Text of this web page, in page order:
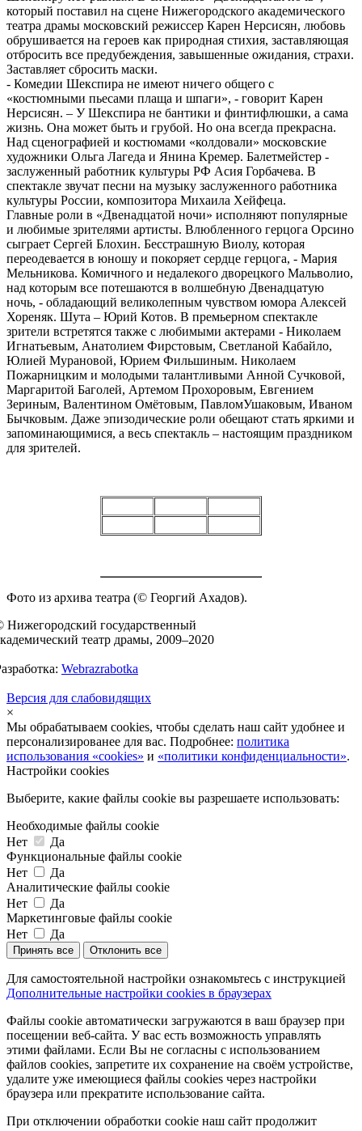
который поставил на сцене Нижегородского академического
театра драмы московский режиссер Карен Нерсисян, любовь
обрушивается на героев как природная стихия, заставляющая
отбросить все предубеждения, завышенные ожидания, страхи.
Заставляет сбросить маски.
- Комедии Шекспира не имеют ничего общего с
«костюмными пьесами плаща и шпаги», - говорит Карен
Нерсисян. – У Шекспира не бантики и финтифлюшки, а сама
жизнь. Она может быть и грубой. Но она всегда прекрасна.
Над сценографией и костюмами «колдовали» московские
художники Ольга Лагеда и Янина Кремер. Балетмейстер -
заслуженный работник культуры РФ Асия Горбачева. В
спектакле звучат песни на музыку заслуженного работника
культуры России, композитора Михаила Хейфеца.
Главные роли в «Двенадцатой ночи» исполняют популярные
и любимые зрителями артисты. Влюбленного герцога Орсино
сыграет Сергей Блохин. Бесстрашную Виолу, которая
переодевается в юношу и покоряет сердце герцога, - Мария
Мельникова. Комичного и недалекого дворецкого Мальволио,
над которым все потешаются в волшебную Двенадцатую
ночь, - обладающий великолепным чувством юмора Алексей
Хореняк. Шута – Юрий Котов. В премьерном спектакле
зрители встретятся также с любимыми актерами - Николаем
Игнатьевым, Анатолием Фирстовым, Светланой Кабайло,
Юлией Мурановой, Юрием Фильшиным. Николаем
Пожарницким и молодыми талантливыми Анной Сучковой,
Маргаритой Баголей, Артемом Прохоровым, Евгением
Зериным, Валентином Омётовым, ПавломУшаковым, Иваном
Бычковым. Даже эпизодические роли обещают стать яркими и
запоминающимися, а весь спектакль – настоящим праздником
для зрителей.
Фото из архива театра (© Георгий Ахадов).
Нижегородский государственный
театр драмы, 2009–2020
Webrazrabotka
Версия для слабовидящих
×
Мы обрабатываем cookies, чтобы сделать наш сайт удобнее и
персонализированее для вас. Подробнее: политика
использования «cookies» и «политики конфиденциальности».
Настройки cookies
Выберите, какие файлы cookie вы разрешаете использовать:
Необходимые файлы cookie
Нет
Да
Функциональные файлы cookie
Нет
Да
Аналитические файлы cookie
Нет
Да
Маркетинговые файлы cookie
Нет
Да
Принять все Отклонить все
Для самостоятельной настройки ознакомьтесь с инструкцией
Дополнительные настройки cookies в браузерах
Файлы cookie автоматически загружаются в ваш браузер при
посещении веб-сайта. У вас есть возможность управлять
этими файлами. Если Вы не согласны с использованием
файлов cookies, запретите их сохранение на своём устройстве,
удалите уже имеющиеся файлы cookies через настройки
браузера или прекратите использование сайта.
При отключении обработки cookie наш сайт продолжит